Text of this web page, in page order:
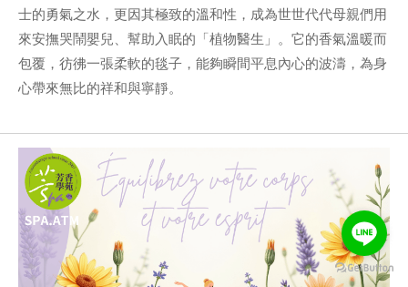
士的勇氣之水，更因其極致的溫和性，成為世世代代母親們用
來安撫哭鬧嬰兒、幫助入眠的「植物醫生」。它的香氣溫暖而
包覆，彷彿一張柔軟的毯子，能夠瞬間平息內心的波濤，為身
心帶來無比的祥和與寧靜。